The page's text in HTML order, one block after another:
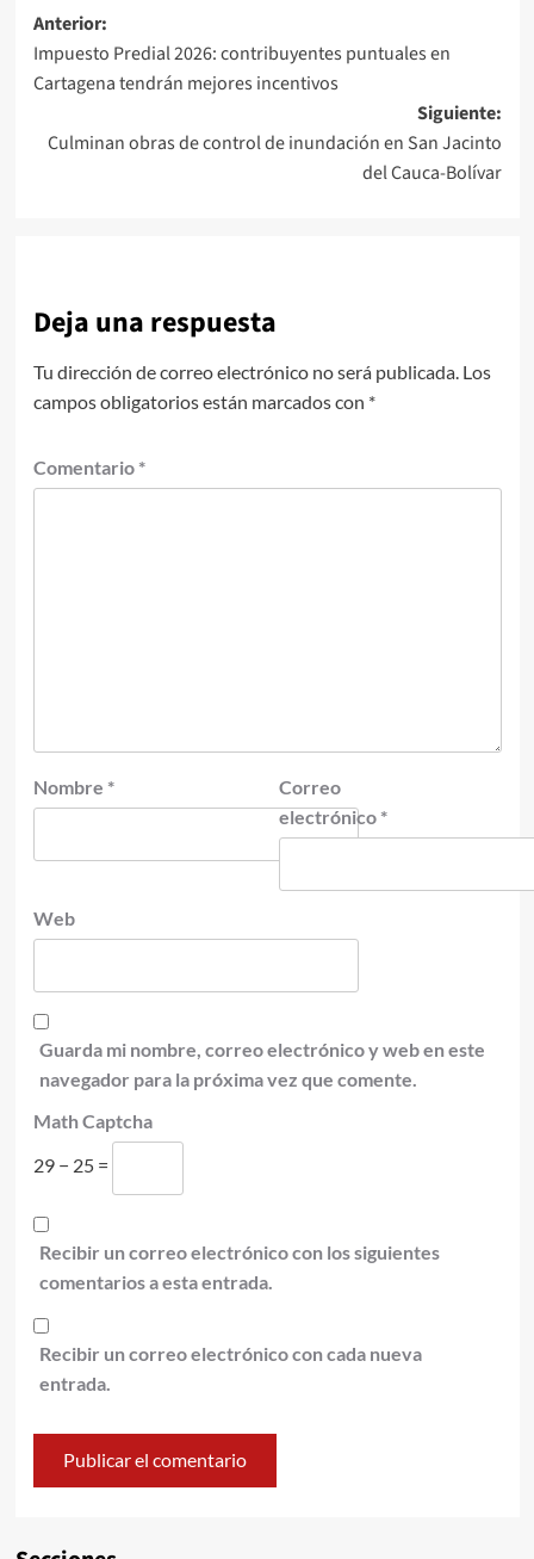
Navegación
de
entradas
Anterior:
Impuesto Predial 2026: contribuyentes puntuales en
Cartagena tendrán mejores incentivos
Siguiente:
Culminan obras de control de inundación en San Jacinto
del Cauca-Bolívar
Deja una respuesta
Tu dirección de correo electrónico no será publicada. Los
campos obligatorios están marcados con *
Comentario *
Nombre *
Correo
electrónico *
Web
Guarda mi nombre, correo electrónico y web en este
navegador para la próxima vez que comente.
Math Captcha
29 − 25 =
Recibir un correo electrónico con los siguientes
comentarios a esta entrada.
Recibir un correo electrónico con cada nueva
entrada.